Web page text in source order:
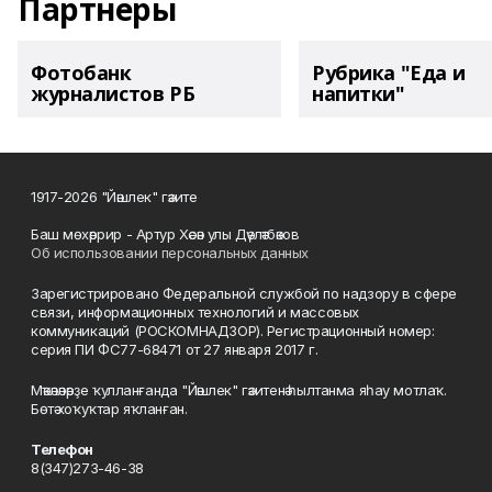
Партнеры
Фотобанк
журналистов РБ
Рубрика "Еда и
напитки"
1917-2026 "Йәшлек" гәзите
Баш мөхәррир - Артур Хәсән улы Дәүләтбәков
Об использовании персональных данных
Зарегистрировано Федеральной службой по надзору в сфере
связи, информационных технологий и массовых
коммуникаций (РОСКОМНАДЗОР). Регистрационный номер:
серия ПИ ФС77-68471 от 27 января 2017 г.
Мәҡәләләрҙе ҡулланғанда "Йәшлек" гәзитенә һылтанма яһау мотлаҡ.
Бөтә хоҡуҡтар яҡланған.
Телефон
8(347)273-46-38